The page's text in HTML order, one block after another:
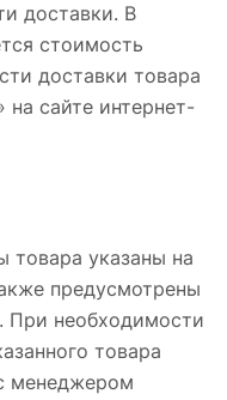
доставки. В
стоимость
доставки товара
на сайте интернет-
товара указаны на
предусмотрены
При необходимости
товара
менеджером